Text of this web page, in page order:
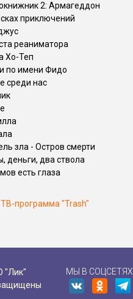
2: Армагеддон
приключений
реаниматора
Хо-Теп
по имени Фидо
среди нас
зла - Остров смерти
деньги, два ствола
есть глаза
ТВ-программа "Trash"
"Лик"
МЫ В СОЦСЕТЯХ